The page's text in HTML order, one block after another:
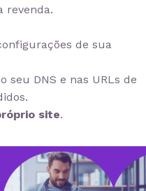
revenda.
de sua
seu DNS e nas URLs de
site.